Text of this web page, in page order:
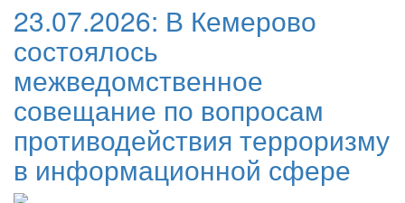
23.07.2026: В Кемерово
состоялось
межведомственное
совещание по вопросам
противодействия терроризму
в информационной сфере